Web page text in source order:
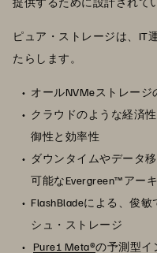
ピュア・ストレージは、IT
たらします。
オールNVMeストレー
クラウドのような経済
御性と効率性
ダウンタイムやデータ
可能なEvergreen™アー
FlashBladeによる、俊
シュ・ストレージ
Pure1 Meta®の予測型イ